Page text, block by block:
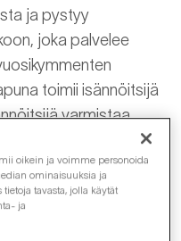
ja pystyy
joka palvelee
toimii isännöitsijä
varmistaa,
ja hallituksella
pohjalle.
aina yhtiön etua
oikein ja voimme personoida
ominaisuuksia ja
tavasta, jolla käytät
ja